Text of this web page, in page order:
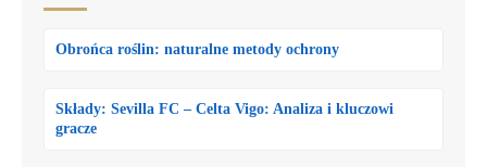
Obrońca roślin: naturalne metody ochrony
Składy: Sevilla FC – Celta Vigo: Analiza i kluczowi
gracze